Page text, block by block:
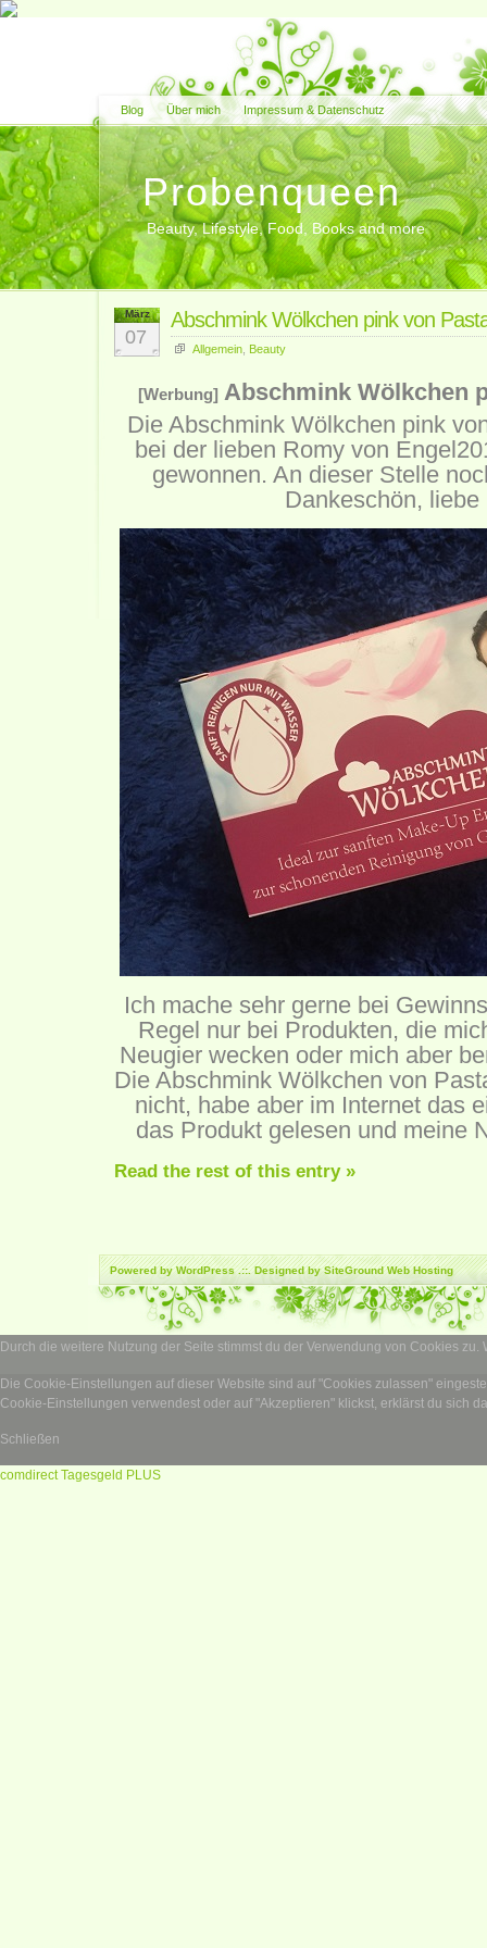
Blog Über mich Impressum & Datenschutz
Probenqueen
Beauty, Lifestyle, Food, Books and more
März
07
Abschmink Wölkchen pink von
Allgemein Beauty
[Werbung] Abschmink Wölkchen
Die Abschmink Wölkchen pink
bei der lieben Romy von
gewonnen. An dieser Stelle
Dankeschön, liebe
Ich mache sehr gerne bei
Regel nur bei Produkten, die
Neugier wecken oder mich aber
Die Abschmink Wölkchen von
nicht, habe aber im Internet das
das Produkt gelesen und meine
Read the rest of this entry »
Powered byWordPress.::. Designed by SiteGroundWeb Hosting
Durch die weitere Nutzung der Seite stimmst du der Verwendung von Cookies zu.
Die Cookie-Einstellungen auf dieser Website sind auf "Cookies zulassen"
Cookie-Einstellungen verwendest oder auf "Akzeptieren" klickst, erklärst du sich
Schließen
comdirect Tagesgeld PLUS